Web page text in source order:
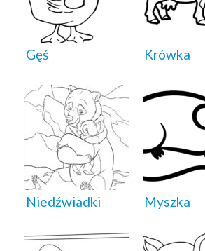
Gęś Krówka
Niedźwiadki Myszka